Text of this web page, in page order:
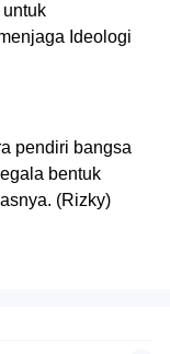
Ideologi
pendiri bangsa
bentuk
(Rizky)